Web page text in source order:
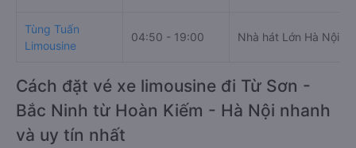
Tùng Tuấn
Limousine
04:50 - 19:00 Nhà hát Lớn Hà Nội
Cách đặt vé xe limousine đi Từ Sơn -
Bắc Ninh từ Hoàn Kiếm - Hà Nội nhanh
và uy tín nhất